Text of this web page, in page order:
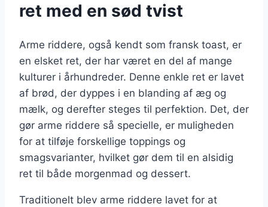
ret med en sød tvist
Arme riddere, også kendt som fransk toast, er
en elsket ret, der har været en del af mange
kulturer i århundreder. Denne enkle ret er lavet
af brød, der dyppes i en blanding af æg og
mælk, og derefter steges til perfektion. Det, der
gør arme riddere så specielle, er muligheden
for at tilføje forskellige toppings og
smagsvarianter, hvilket gør dem til en alsidig
ret til både morgenmad og dessert.
Traditionelt blev arme riddere lavet for at